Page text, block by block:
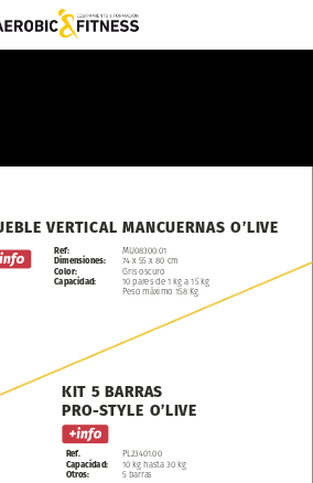
VERTICAL MANCUERNAS O’LIVE
Ref:
Dimensiones:
Color:
Capacidad:
MU08300.01
74 x 55 x 80 cm
Gris oscuro
10 pares de 1 kg a 15 kg
Peso máximo 158 Kg
PL23401.00
10 kg hasta 30 kg
5 barras
KIT 5 BARRAS
PRO-STYLE O’LIVE
Ref.
Capacidad:
Otros: